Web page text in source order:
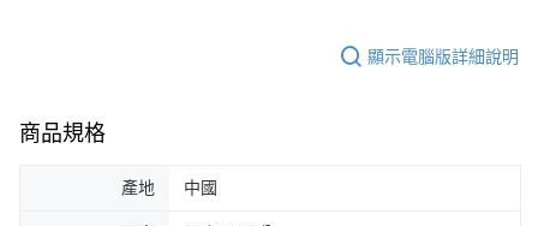
顯示電腦版詳細說明
商品規格
產地 中國